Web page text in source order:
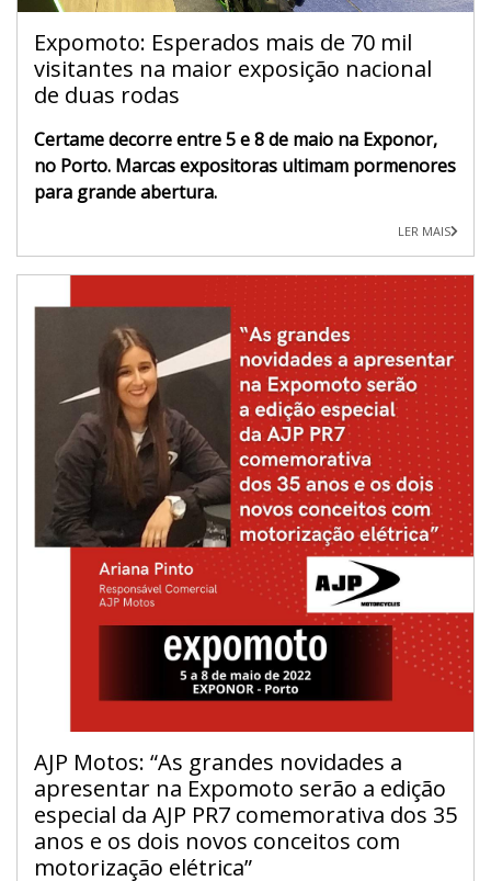
Expomoto: Esperados mais de 70 mil
visitantes na maior exposição nacional
de duas rodas
Certame decorre entre 5 e 8 de maio na Exponor,
no Porto. Marcas expositoras ultimam pormenores
para grande abertura.
LER MAIS
AJP Motos: “As grandes novidades a
apresentar na Expomoto serão a edição
especial da AJP PR7 comemorativa dos 35
anos e os dois novos conceitos com
motorização elétrica”